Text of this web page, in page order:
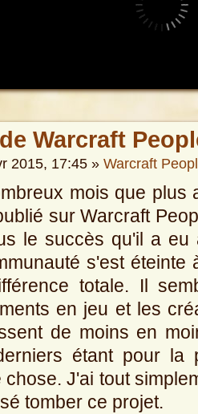
Warcraft
2015, 17:45 » Warcraft
mois que plus
sur Warcraft
le succès qu'il a eu
s'est éteinte
totale. Il
en jeu et les
de moins en
étant pour la
J'ai tout
tomber ce projet.